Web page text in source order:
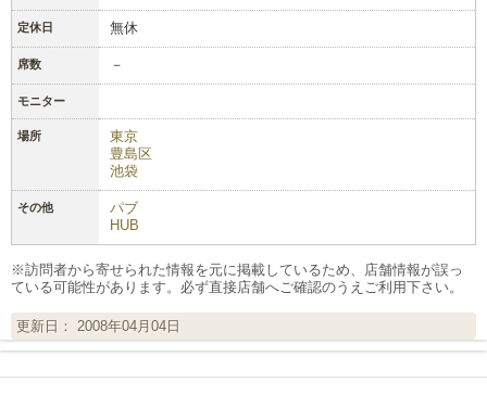
定休日 無休
席数 －
モニター
場所
東京
豊島区
池袋
その他
パブ
HUB
※訪問者から寄せられた情報を元に掲載しているため、店舗情報が誤っ
ている可能性があります。必ず直接店舗へご確認のうえご利用下さい。
更新日： 2008年04月04日